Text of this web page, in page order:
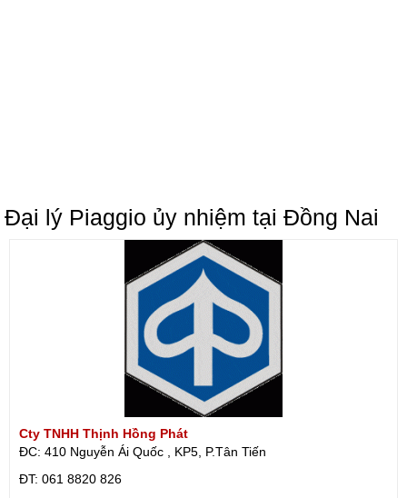
Đại lý Piaggio ủy nhiệm tại Đồng Nai
Cty TNHH Thịnh Hồng Phát
ĐC: 410 Nguyễn Ái Quốc , KP5, P.Tân Tiến
ÐT: 061 8820 826